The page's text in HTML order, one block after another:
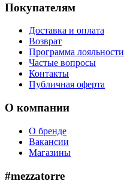
Покупателям
Доставка и оплата
Возврат
Программа лояльности
Частые вопросы
Контакты
Публичная оферта
О компании
О бренде
Вакансии
Магазины
#mezzatorre